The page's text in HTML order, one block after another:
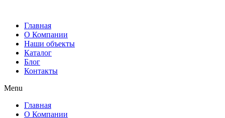
содержимому
Главная
О Компании
Наши объекты
Каталог
Блог
Контакты
Menu
Главная
О Компании